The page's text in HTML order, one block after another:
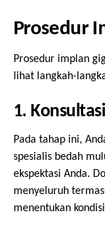
Prosedur
Prosedur implan
lihat langkah-
1.
Pada tahap ini,
spesialis bedah
ekspektasi Anda.
menyeluruh
menentukan